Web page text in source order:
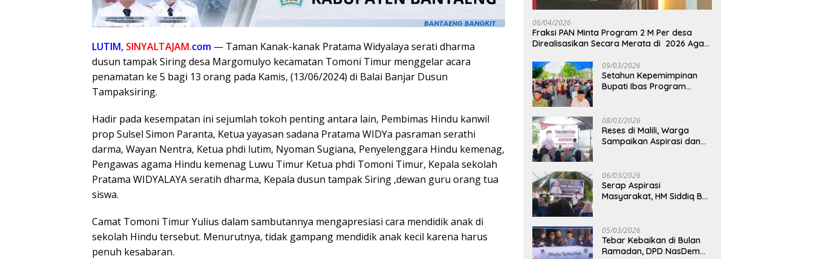
LUTIM, SINYALTAJAM.com — Taman Kanak-kanak Pratama Widyalaya serati dharma
dusun tampak Siring desa Margomulyo kecamatan Tomoni Timur menggelar acara
penamatan ke 5 bagi 13 orang pada Kamis, (13/06/2024) di Balai Banjar Dusun
Tampaksiring.
Hadir pada kesempatan ini sejumlah tokoh penting antara lain, Pembimas Hindu kanwil
prop Sulsel Simon Paranta, Ketua yayasan sadana Pratama WIDYa pasraman serathi
darma, Wayan Nentra, Ketua phdi lutim, Nyoman Sugiana, Penyelenggara Hindu kemenag,
Pengawas agama Hindu kemenag Luwu Timur Ketua phdi Tomoni Timur, Kepala sekolah
Pratama WIDYALAYA seratih dharma, Kepala dusun tampak Siring ,dewan guru orang tua
siswa.
Camat Tomoni Timur Yulius dalam sambutannya mengapresiasi cara mendidik anak di
sekolah Hindu tersebut. Menurutnya, tidak gampang mendidik anak kecil karena harus
penuh kesabaran.
06/04/2026
Fraksi PAN Minta Program 2 M Per desa
Direalisasikan Secara Merata di 2026 Agar
09/03/2026
Setahun Kepemimpinan
Bupati Ibas Program
Timur Bertanya!
08/03/2026
Reses di Malili, Warga
Sampaikan Aspirasi dan
Berkelanjutan
06/03/2026
Serap Aspirasi
Masyarakat, HM Siddiq BM
Timur
05/03/2026
Tebar Kebaikan di Bulan
Ramadan, DPD NasDem